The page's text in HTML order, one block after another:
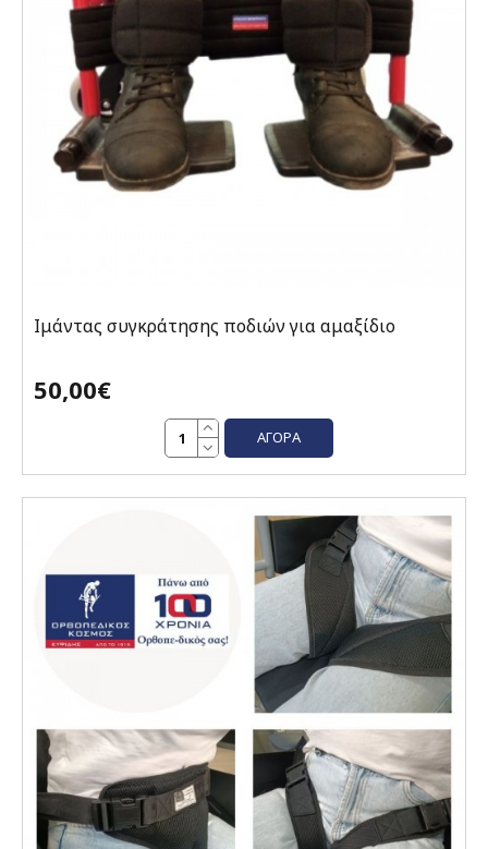
Ιμάντας συγκράτησης ποδιών για αμαξίδιο
50,00€
ΑΓΟΡΆ